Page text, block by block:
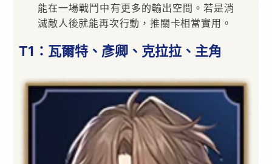
能在一場戰鬥中有更多的輸出空間。若是消
滅敵人後就能再次行動，推關卡相當實用。
T1：瓦爾特、彥卿、克拉拉、主角